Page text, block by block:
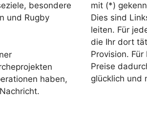
besondere
und Rugby
haben,
mit (*)
Dies sind
leiten. Für
die Ihr dort
Provision.
Preise
glücklich und